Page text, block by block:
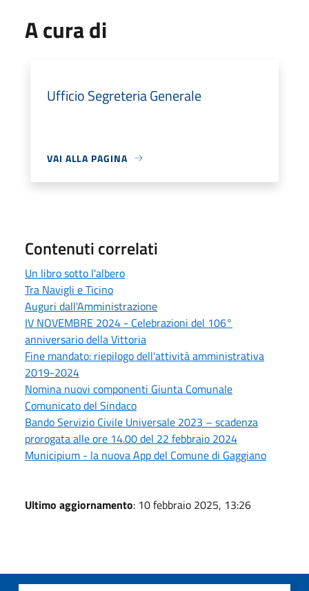
A cura di
Ufficio Segreteria Generale
VAI ALLA PAGINA
Contenuti correlati
Un libro sotto l'albero
Tra Navigli e Ticino
Auguri dall'Amministrazione
IV NOVEMBRE 2024 - Celebrazioni del 106°
anniversario della Vittoria
Fine mandato: riepilogo dell'attività amministrativa
2019-2024
Nomina nuovi componenti Giunta Comunale
Comunicato del Sindaco
Bando Servizio Civile Universale 2023 – scadenza
prorogata alle ore 14.00 del 22 febbraio 2024
Municipium - la nuova App del Comune di Gaggiano
Ultimo aggiornamento: 10 febbraio 2025, 13:26